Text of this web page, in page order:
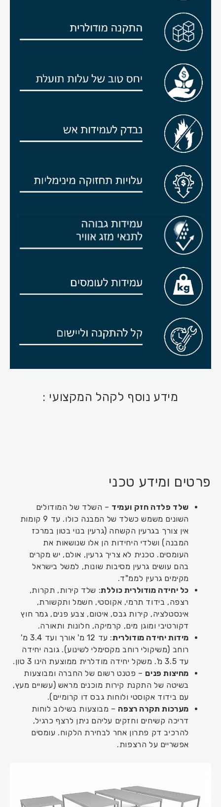
מידע נוסף לקהל המקצועי :
פרטים ומידע טכני
שלד פלדה חזק ועמיד – השלד של המודולים
השונים משמש כשלד של המבנה כולו. עד 9 קומות
אין צורך בגרעין הקשחה (גרעין בנוי בטון במרכז
המבנה) ושלדי היחידות הן אלו שנושאות את
העומסים. טכנית לא צריך גרעין, אולם, יש מקרים
בהם עושים גרעין מסיבות שונות, למשל בישראל
מקימים גרעין לממ"ד.
כל יחידה מודולרית כוללת: שלד קירות, תקרות,
רצפה, בידוד תרמי, אקוסטי, חשמל ותקשורת,
אינסטלציה, קירות גבס, איטום, צבע פנים, גמר חוץ
דקורטיבי ומוגן מים, קרמיקה, חלונות ותאורה.
מידות יחידה מודולרית
: עד 12 מ' אורך ועד 3.4 מ'
רוחב (משיקולי רוחב מקסימלי לשינוע). גובה יחידה
עד 3.5 מ'. משקל יחידה מודלרית ממוצעת הינו 3 טון.
מחיצות פנים – פטנט רשום של החברה ומבוצעות
בשיטה של התקנת קירות מוכנים מראש (עשויים מעץ,
עם בידוד אקוסטי ולוחות גבס דו קרומיים).
מערכות תקרה רצפה – מבוצעות בשילוב לוחות
דריכה קשיחים וחזקים עליהם ניתן לרצף כרגיל,
להרכיב דק פתרון אחר לבחירת הלקוח. עומסים
אפשריים על הרצפות.